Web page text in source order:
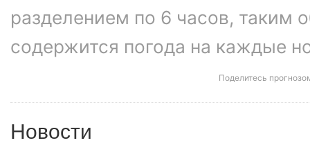
разделением по 6 часов, таким
содержится погода на каждые
Поделитесь
Новости